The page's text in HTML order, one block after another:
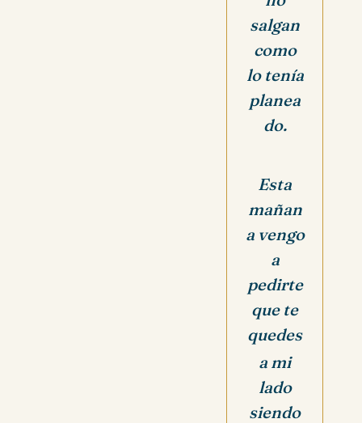
salgan
como
lo tenía
planea
do.
Esta
mañan
a vengo
a
pedirte
que te
quedes
a mi
lado
siendo